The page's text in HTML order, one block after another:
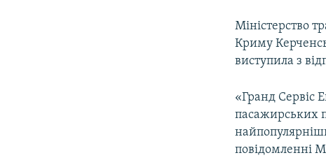
Міністерство
Криму
виступила з
«Гранд Сервіс
пасажирських
повідомленні